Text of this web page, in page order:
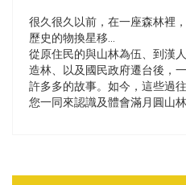
很久很久以前，在一座森林裡
歷史的物換星移…
從原住民的與山林為伍、到漢
造林、以及國民政府遷台後，
許多多的故事。如今，這些過
您一同來認識及體會滿月圓山